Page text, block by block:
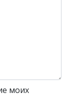
моих